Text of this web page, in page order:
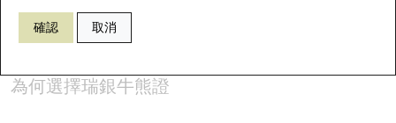
確認 取消
為何選擇瑞銀牛熊證
認股證到期結算價查詢
認股證分析儀
正股牛熊證列表
新發行瑞銀牛熊證
資金流
街貨統計
國指成份股
科指成份股
認股證投資者教育
牛熊證投資者教育